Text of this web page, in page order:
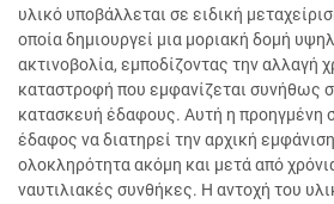
υλικό υποβάλλεται σε ειδική
οποία δημιουργεί μια μοριακή δομή
ακτινοβολία, εμποδίζοντας την αλλαγή
καταστροφή που εμφανίζεται συνήθως
κατασκευή έδαφους. Αυτή η προηγμένη
έδαφος να διατηρεί την αρχική
ολοκληρότητα ακόμη και μετά από
ναυτιλιακές συνθήκες. Η αντοχή του